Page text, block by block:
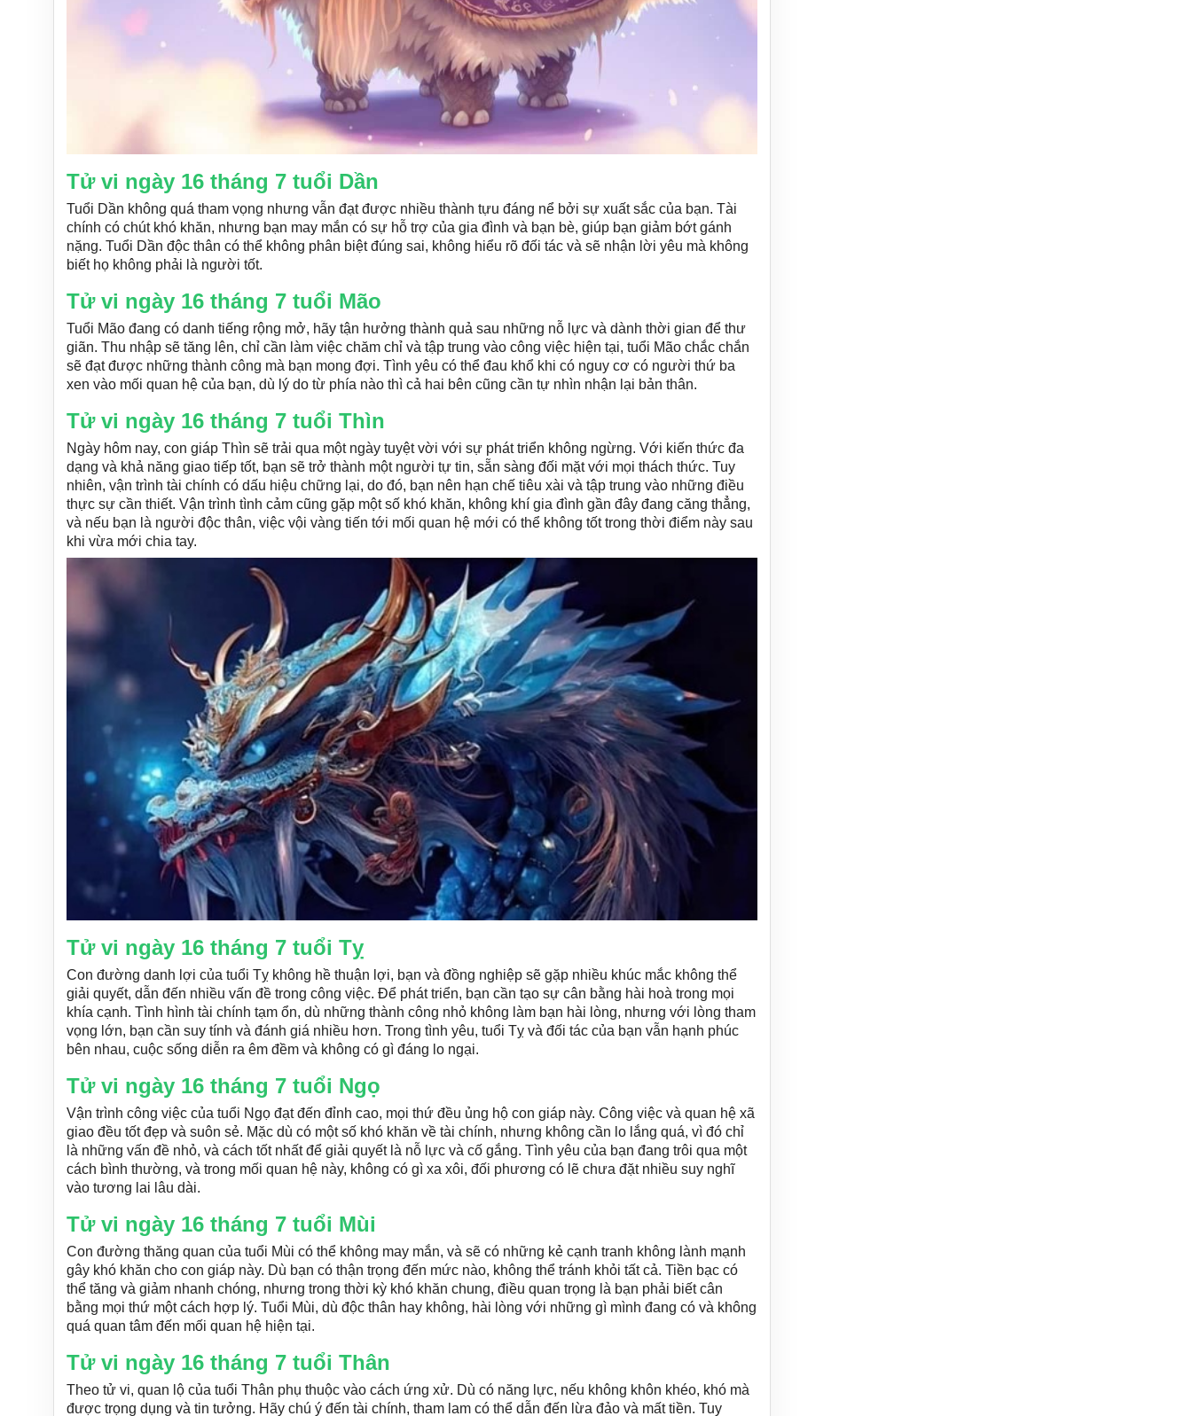
Tử vi ngày 16 tháng 7 tuổi Dần
Tuổi Dần không quá tham vọng nhưng vẫn đạt được nhiều thành tựu đáng nể bởi sự xuất sắc của bạn. Tài
chính có chút khó khăn, nhưng bạn may mắn có sự hỗ trợ của gia đình và bạn bè, giúp bạn giảm bớt gánh
nặng. Tuổi Dần độc thân có thể không phân biệt đúng sai, không hiểu rõ đối tác và sẽ nhận lời yêu mà không
biết họ không phải là người tốt.
Tử vi ngày 16 tháng 7 tuổi Mão
Tuổi Mão đang có danh tiếng rộng mở, hãy tận hưởng thành quả sau những nỗ lực và dành thời gian để thư
giãn. Thu nhập sẽ tăng lên, chỉ cần làm việc chăm chỉ và tập trung vào công việc hiện tại, tuổi Mão chắc chắn
sẽ đạt được những thành công mà bạn mong đợi. Tình yêu có thể đau khổ khi có nguy cơ có người thứ ba
xen vào mối quan hệ của bạn, dù lý do từ phía nào thì cả hai bên cũng cần tự nhìn nhận lại bản thân.
Tử vi ngày 16 tháng 7 tuổi Thìn
Ngày hôm nay, con giáp Thìn sẽ trải qua một ngày tuyệt vời với sự phát triển không ngừng. Với kiến thức đa
dạng và khả năng giao tiếp tốt, bạn sẽ trở thành một người tự tin, sẵn sàng đối mặt với mọi thách thức. Tuy
nhiên, vận trình tài chính có dấu hiệu chững lại, do đó, bạn nên hạn chế tiêu xài và tập trung vào những điều
thực sự cần thiết. Vận trình tình cảm cũng gặp một số khó khăn, không khí gia đình gần đây đang căng thẳng,
và nếu bạn là người độc thân, việc vội vàng tiến tới mối quan hệ mới có thể không tốt trong thời điểm này sau
khi vừa mới chia tay.
Tử vi ngày 16 tháng 7 tuổi Tỵ
Con đường danh lợi của tuổi Tỵ không hề thuận lợi, bạn và đồng nghiệp sẽ gặp nhiều khúc mắc không thể
giải quyết, dẫn đến nhiều vấn đề trong công việc. Để phát triển, bạn cần tạo sự cân bằng hài hoà trong mọi
khía cạnh. Tình hình tài chính tạm ổn, dù những thành công nhỏ không làm bạn hài lòng, nhưng với lòng tham
vọng lớn, bạn cần suy tính và đánh giá nhiều hơn. Trong tình yêu, tuổi Tỵ và đối tác của bạn vẫn hạnh phúc
bên nhau, cuộc sống diễn ra êm đềm và không có gì đáng lo ngại.
Tử vi ngày 16 tháng 7 tuổi Ngọ
Vận trình công việc của tuổi Ngọ đạt đến đỉnh cao, mọi thứ đều ủng hộ con giáp này. Công việc và quan hệ xã
giao đều tốt đẹp và suôn sẻ. Mặc dù có một số khó khăn về tài chính, nhưng không cần lo lắng quá, vì đó chỉ
là những vấn đề nhỏ, và cách tốt nhất để giải quyết là nỗ lực và cố gắng. Tình yêu của bạn đang trôi qua một
cách bình thường, và trong mối quan hệ này, không có gì xa xôi, đối phương có lẽ chưa đặt nhiều suy nghĩ
vào tương lai lâu dài.
Tử vi ngày 16 tháng 7 tuổi Mùi
Con đường thăng quan của tuổi Mùi có thể không may mắn, và sẽ có những kẻ cạnh tranh không lành mạnh
gây khó khăn cho con giáp này. Dù bạn có thận trọng đến mức nào, không thể tránh khỏi tất cả. Tiền bạc có
thể tăng và giảm nhanh chóng, nhưng trong thời kỳ khó khăn chung, điều quan trọng là bạn phải biết cân
bằng mọi thứ một cách hợp lý. Tuổi Mùi, dù độc thân hay không, hài lòng với những gì mình đang có và không
quá quan tâm đến mối quan hệ hiện tại.
Tử vi ngày 16 tháng 7 tuổi Thân
Theo tử vi, quan lộ của tuổi Thân phụ thuộc vào cách ứng xử. Dù có năng lực, nếu không khôn khéo, khó mà
được trọng dụng và tin tưởng. Hãy chú ý đến tài chính, tham lam có thể dẫn đến lừa đảo và mất tiền. Tuy